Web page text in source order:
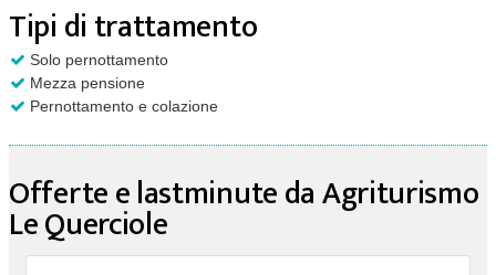
Tipi di trattamento
Solo pernottamento
Mezza pensione
Pernottamento e colazione
Offerte e lastminute da Agriturismo
Le Querciole